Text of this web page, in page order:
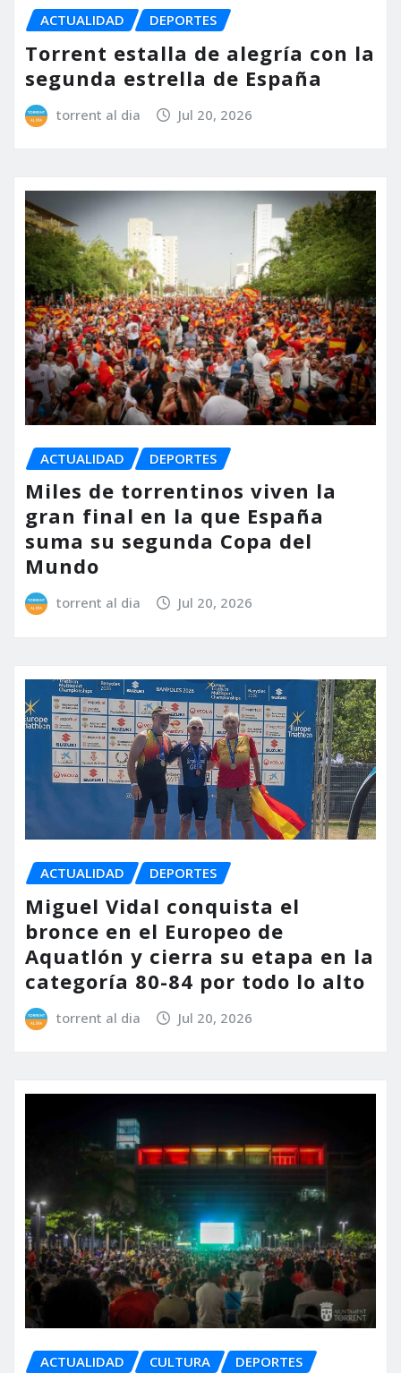
ACTUALIDAD DEPORTES
Torrent estalla de alegría con la
segunda estrella de España
torrent al dia Jul 20, 2026
ACTUALIDAD DEPORTES
Miles de torrentinos viven la
gran final en la que España
suma su segunda Copa del
Mundo
torrent al dia Jul 20, 2026
ACTUALIDAD DEPORTES
Miguel Vidal conquista el
bronce en el Europeo de
Aquatlón y cierra su etapa en la
categoría 80-84 por todo lo alto
torrent al dia Jul 20, 2026
ACTUALIDAD CULTURA DEPORTES